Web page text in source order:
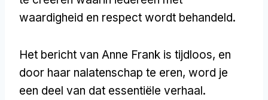
waardigheid en respect wordt behandeld.
Het bericht van Anne Frank is tijdloos, en
door haar nalatenschap te eren, word je
een deel van dat essentiële verhaal.